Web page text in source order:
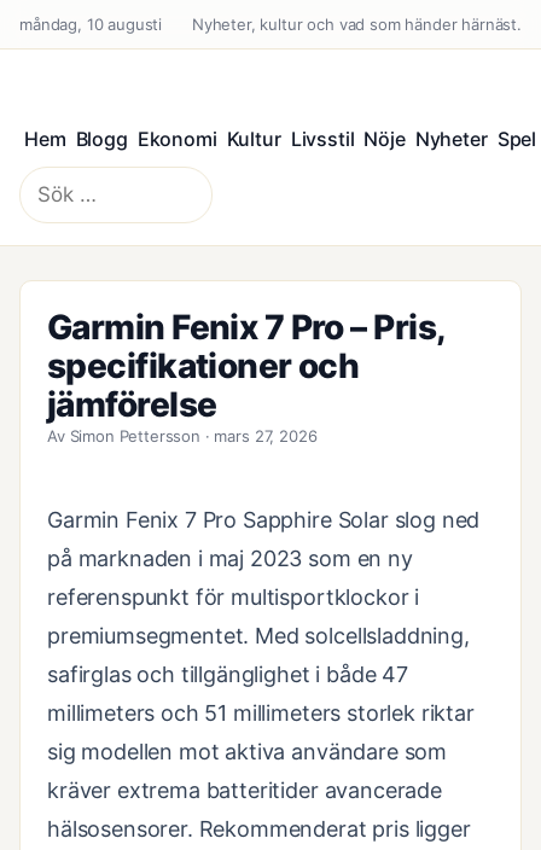
måndag, 10 augusti Nyheter, kultur och vad som händer härnäst.
Hem Blogg Ekonomi Kultur Livsstil Nöje Nyheter Spel
Sök
efter:
Garmin Fenix 7 Pro – Pris,
specifikationer och
jämförelse
Av Simon Pettersson · mars 27, 2026
Garmin Fenix 7 Pro Sapphire Solar slog ned
på marknaden i maj 2023 som en ny
referenspunkt för multisportklockor i
premiumsegmentet. Med solcellsladdning,
safirglas och tillgänglighet i både 47
millimeters och 51 millimeters storlek riktar
sig modellen mot aktiva användare som
kräver extrema batteritider avancerade
hälsosensorer. Rekommenderat pris ligger